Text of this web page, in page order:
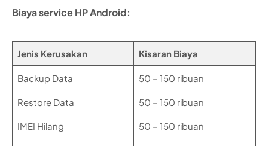
Biaya service HP Android:
Jenis Kerusakan Kisaran Biaya
Backup Data 50 – 150 ribuan
Restore Data 50 – 150 ribuan
IMEI Hilang 50 – 150 ribuan